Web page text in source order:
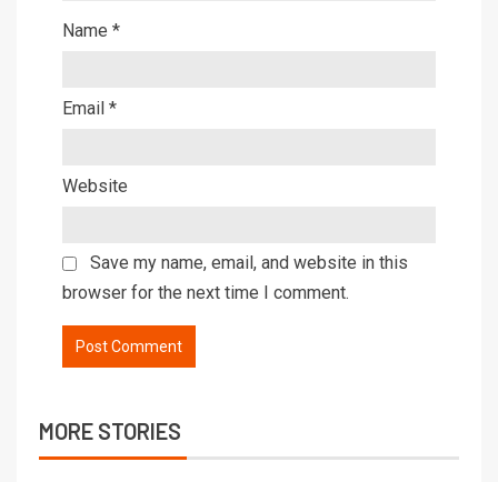
Name *
Email *
Website
Save my name, email, and website in this
browser for the next time I comment.
MORE STORIES